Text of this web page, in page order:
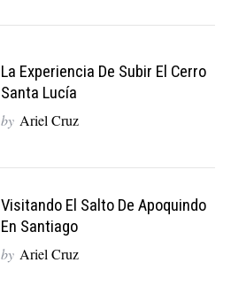
La Experiencia De Subir El Cerro
Santa Lucía
by Ariel Cruz
Visitando El Salto De Apoquindo
En Santiago
by Ariel Cruz